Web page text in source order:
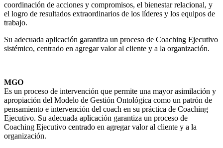
coordinación de acciones y compromisos, el bienestar relacional, y
el logro de resultados extraordinarios de los líderes y los equipos de
trabajo.
Su adecuada aplicación garantiza un proceso de Coaching Ejecutivo
sistémico, centrado en agregar valor al cliente y a la organización.
MGO
Es un proceso de intervención que permite una mayor asimilación y
apropiación del Modelo de Gestión Ontológica como un patrón de
pensamiento e intervención del coach en su práctica de Coaching
Ejecutivo. Su adecuada aplicación garantiza un proceso de
Coaching Ejecutivo centrado en agregar valor al cliente y a la
organización.